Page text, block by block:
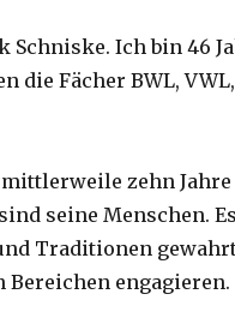
Schniske. Ich bin 46
die Fächer BWL,
zehn
seine Menschen.
Traditionen
engagieren.